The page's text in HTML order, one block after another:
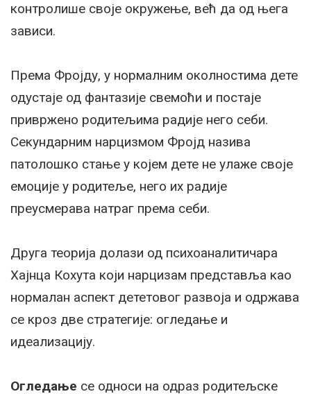
контролише своје окружење, већ да од њега
зависи.
Према Фројду, у нормалним околностима дете
одустаје од фантазије свемоћи и постаје
привржено родитељима радије него себи.
Секундарним нарцизмом Фројд назива
патолошко стање у којем дете не улаже своје
емоције у родитеље, него их радије
преусмерава натраг према себи.
Друга теорија долази од психоаналитичара
Хајнца Кохута који нарцизам представља као
нормалан аспект дететовог развоја и одржава
се кроз две стратегије: огледање и
идеализацију.
Огледање се односи на одраз родитељске